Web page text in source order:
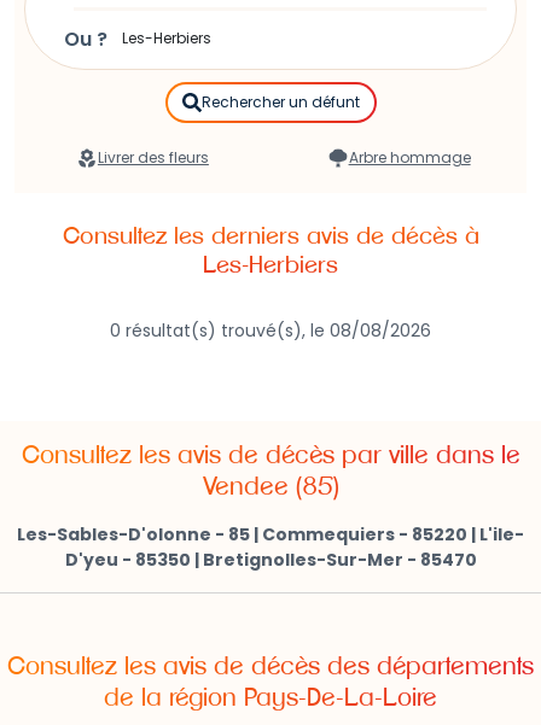
Ou ?
Rechercher un défunt
Livrer des fleurs Arbre hommage
Consultez les derniers avis de décès à
Les-Herbiers
0 résultat(s) trouvé(s), le 08/08/2026
Consultez les avis de décès par ville dans le
Vendee (85)
Les-Sables-D'olonne - 85 | Commequiers - 85220 | L'ile-
D'yeu - 85350 | Bretignolles-Sur-Mer - 85470
Consultez les avis de décès des départements
de la région Pays-De-La-Loire